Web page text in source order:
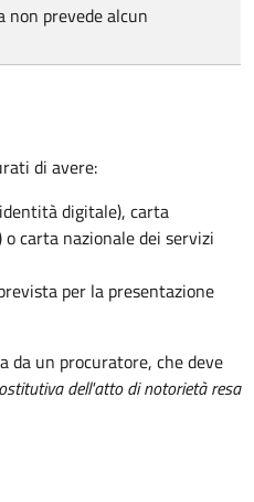
non prevede alcun
di avere:
digitale), carta
carta nazionale dei servizi
per la presentazione
da un procuratore, che deve
dell'atto di notorietà resa